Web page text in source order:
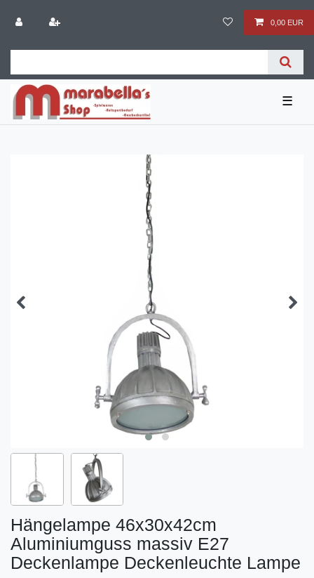
0,00 EUR
☰
Hängelampe 46x30x42cm
Aluminiumguss massiv E27
Deckenlampe Deckenleuchte Lampe